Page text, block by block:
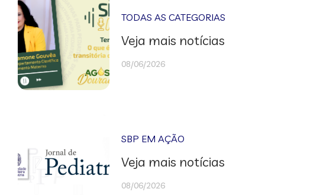
TODAS AS CATEGORIAS
Veja mais notícias
08/06/2026
SBP EM AÇÃO
Veja mais notícias
08/06/2026